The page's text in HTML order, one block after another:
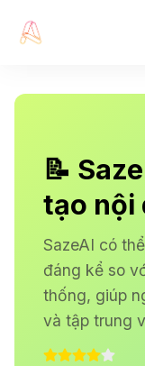
📝
tạo nội
SazeAI có
đáng kể so
thống, giúp
và tập trung